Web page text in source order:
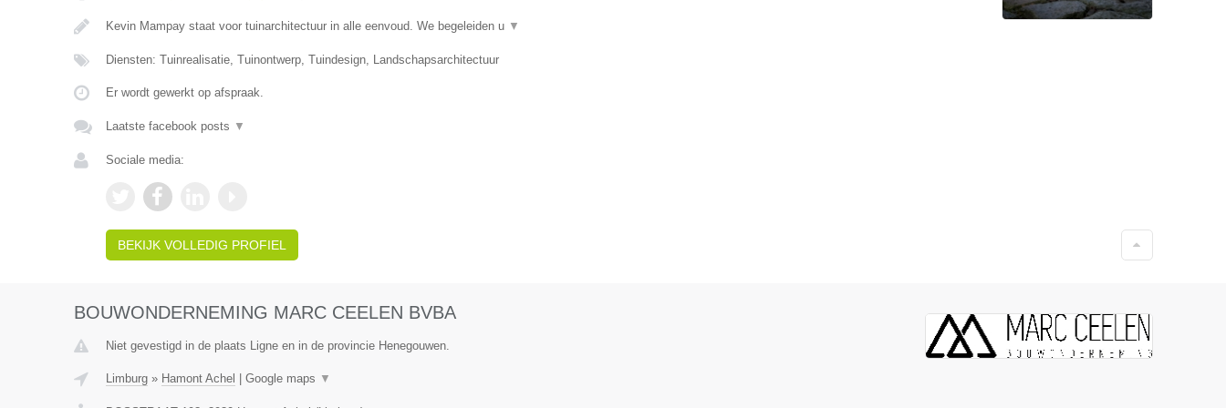
Kevin Mampay staat voor tuinarchitectuur in alle eenvoud. We begeleiden u ▼
Diensten: Tuinrealisatie, Tuinontwerp, Tuindesign, Landschapsarchitectuur
Er wordt gewerkt op afspraak.
Laatste facebook posts ▼
Sociale media:
BEKIJK VOLLEDIG PROFIEL
BOUWONDERNEMING MARC CEELEN BVBA
Niet gevestigd in de plaats Ligne en in de provincie Henegouwen.
Limburg» Hamont Achel Google maps ▼